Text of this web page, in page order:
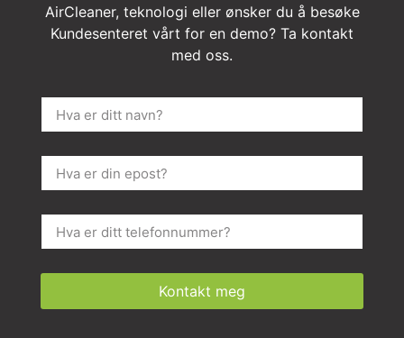
AirCleaner, teknologi eller ønsker du å besøke
Kundesenteret vårt for en demo? Ta kontakt
med oss.
Kontakt meg